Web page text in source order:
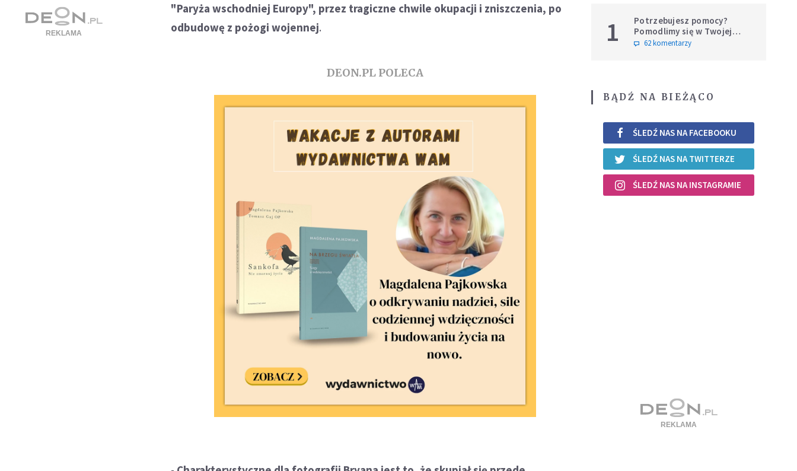
"Paryża wschodniej Europy", przez tragiczne chwile okupacji i zniszczenia, po
odbudowę z pożogi wojennej.
DEON.PL POLECA
1
Potrzebujesz pomocy?
Pomodlimy się w Twojej
intencji
62 komentarzy
BĄDŹ NA BIEŻĄCO
ŚLEDŹ NAS NA FACEBOOKU
ŚLEDŹ NAS NA TWITTERZE
ŚLEDŹ NAS NA INSTAGRAMIE